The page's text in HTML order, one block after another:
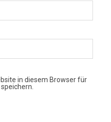
in diesem Browser für